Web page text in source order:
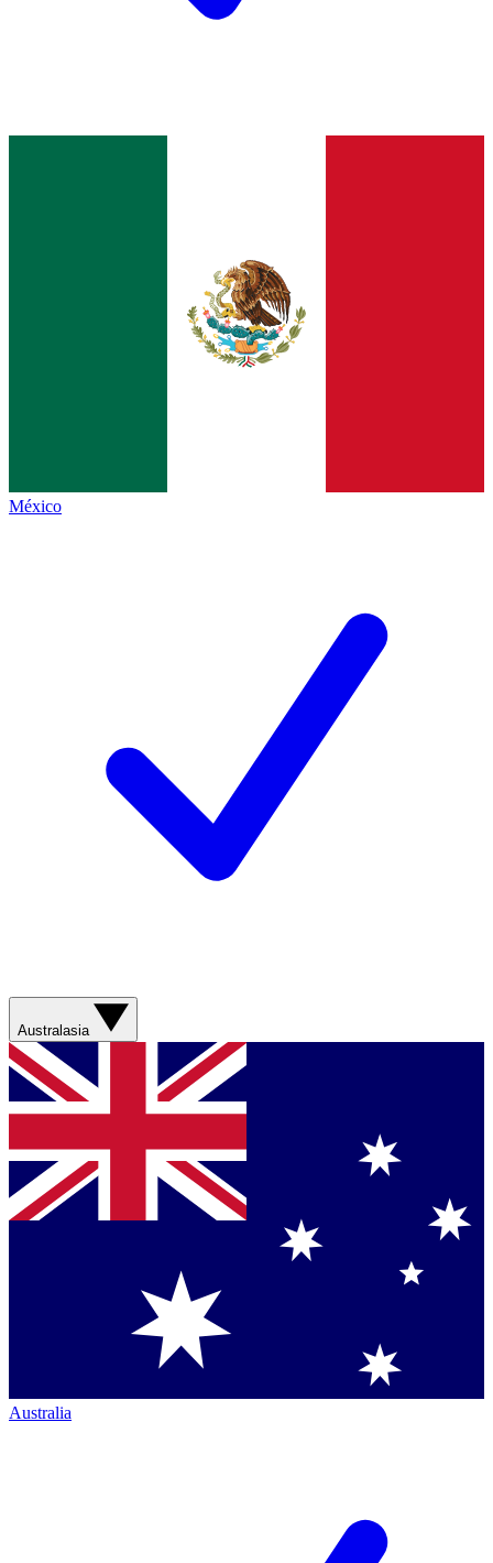
México
Australasia
Australia